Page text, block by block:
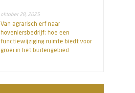
oktober 28, 2025
Van agrarisch erf naar
hoveniersbedrijf: hoe een
functiewijziging ruimte biedt voor
groei in het buitengebied